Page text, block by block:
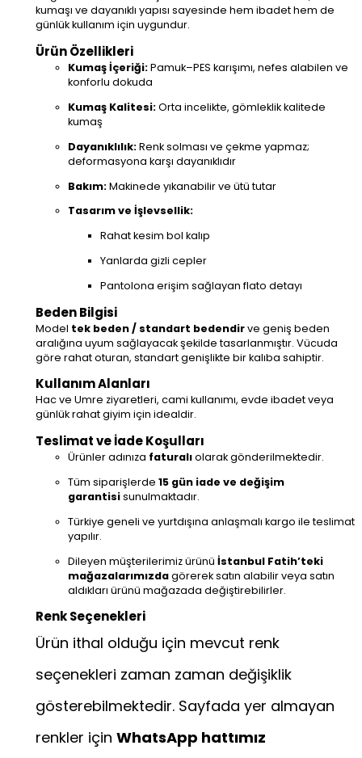
kumaşı ve dayanıklı yapısı sayesinde hem ibadet hem de
günlük kullanım için uygundur.
Ürün Özellikleri
Kumaş İçeriği:Pamuk–PES karışımı, nefes alabilen ve
konforlu dokuda
Kumaş Kalitesi:Orta incelikte, gömleklik kalitede
kumaş
Dayanıklılık:Renk solması ve çekme yapmaz;
deformasyona karşı dayanıklıdır
Bakım:Makinede yıkanabilir ve ütü tutar
Tasarım ve İşlevsellik:
Rahat kesim bol kalıp
Yanlarda gizli cepler
Pantolona erişim sağlayan flato detayı
Beden Bilgisi
Model tek beden / standart bedendirve geniş beden
aralığına uyum sağlayacak şekilde tasarlanmıştır. Vücuda
göre rahat oturan, standart genişlikte bir kalıba sahiptir.
Kullanım Alanları
Hac ve Umre ziyaretleri, cami kullanımı, evde ibadet veya
günlük rahat giyim için idealdir.
Teslimat ve İade Koşulları
Ürünler adınıza faturalıolarak gönderilmektedir.
Tüm siparişlerde15 gün iade ve değişim
garantisisunulmaktadır.
Türkiye geneli ve yurtdışına anlaşmalı kargo ile teslimat
yapılır.
Dileyen müşterilerimiz ürünüİstanbul Fatih’teki
mağazalarımızdagörerek satın alabilir veya satın
aldıkları ürünü mağazada değiştirebilirler.
Renk Seçenekleri
Ürün ithal olduğu için mevcut renk
seçenekleri zaman zaman değişiklik
gösterebilmektedir. Sayfada yer almayan
renkler içinWhatsApp hattımız